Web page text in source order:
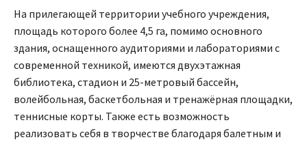
На прилегающей территории учебного учреждения,
площадь которого более 4,5 га, помимо основного
здания, оснащенного аудиториями и лабораториями с
современной техникой, имеются двухэтажная
библиотека, стадион и 25-метровый бассейн,
волейбольная, баскетбольная и тренажёрная площадки,
теннисные корты. Также есть возможность
реализовать себя в творчестве благодаря балетным и